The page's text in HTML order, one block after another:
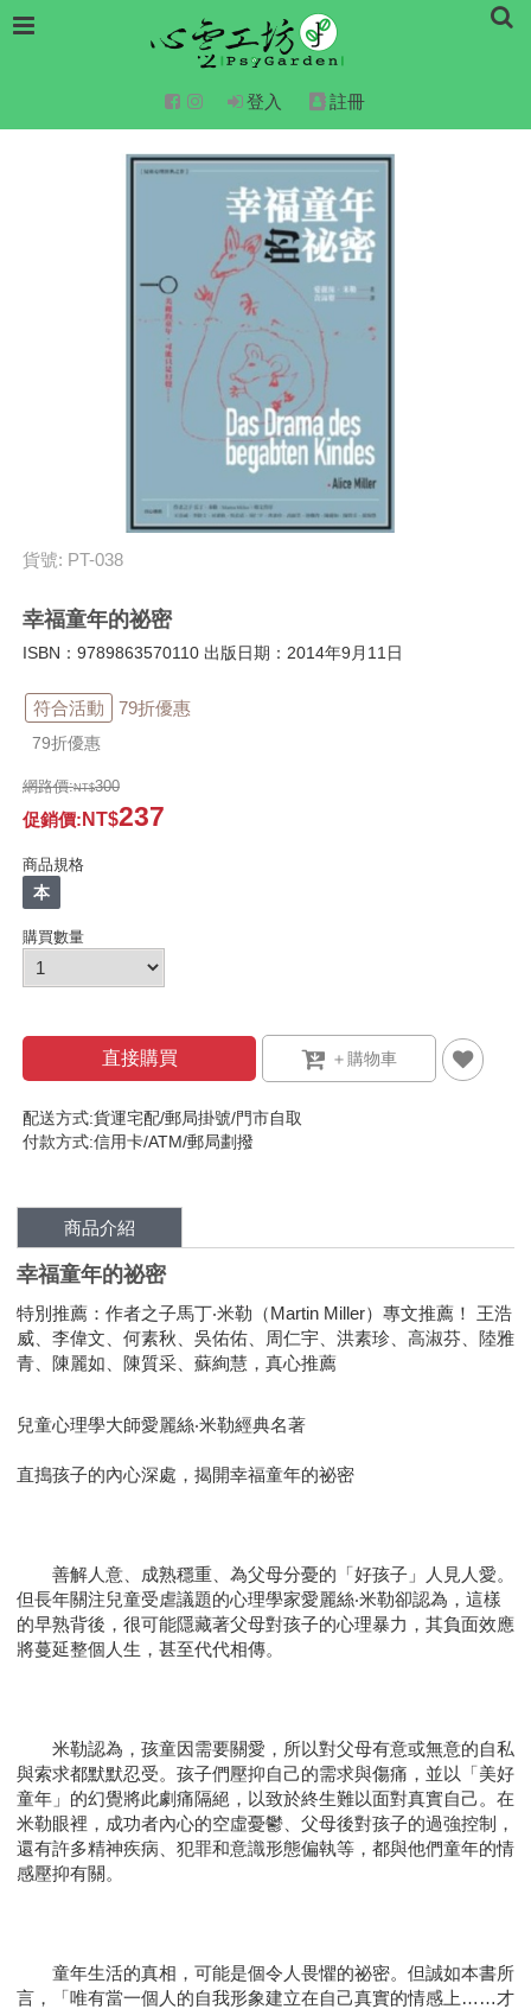
登入 註冊
貨號: PT-038
幸福童年的祕密
ISBN：9789863570110 出版日期：2014年9月11日
符合活動 79折優惠
79折優惠
網路價: 300
促銷價: 237
商品規格
本
購買數量
直接購買
配送方式:貨運宅配/郵局掛號/門市自取
付款方式:信用卡/ATM/郵局劃撥
商品介紹
幸福童年的祕密
特別推薦：作者之子馬丁‧米勒（Martin Miller）專文推薦！ 王浩
威、李偉文、何素秋、吳佑佑、周仁宇、洪素珍、高淑芬、陸雅
青、陳麗如、陳質采、蘇絢慧，真心推薦
兒童心理學大師愛麗絲‧米勒經典名著
直搗孩子的內心深處，揭開幸福童年的祕密
善解人意、成熟穩重、為父母分憂的「好孩子」人見人愛。
但長年關注兒童受虐議題的心理學家愛麗絲‧米勒卻認為，這樣
的早熟背後，很可能隱藏著父母對孩子的心理暴力，其負面效應
將蔓延整個人生，甚至代代相傳。
米勒認為，孩童因需要關愛，所以對父母有意或無意的自私
與索求都默默忍受。孩子們壓抑自己的需求與傷痛，並以「美好
童年」的幻覺將此劇痛隔絕，以致於終生難以面對真實自己。在
米勒眼裡，成功者內心的空虛憂鬱、父母後對孩子的過強控制，
還有許多精神疾病、犯罪和意識形態偏執等，都與他們童年的情
感壓抑有關。
童年生活的真相，可能是個令人畏懼的祕密。但誠如本書所
言，「唯有當一個人的自我形象建立在自己真實的情感上……才